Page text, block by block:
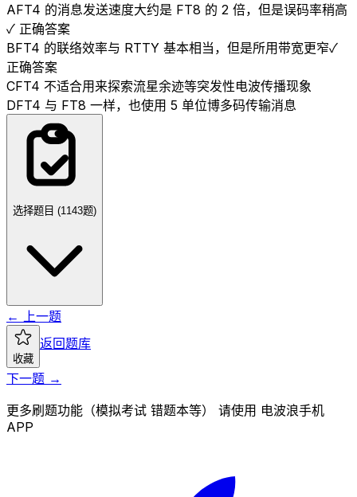
AFT4 的消息发送速度大约是 FT8 的 2 倍，但是误码率稍高
✓ 正确答案
BFT4 的联络效率与 RTTY 基本相当，但是所用带宽更窄✓
正确答案
CFT4 不适合用来探索流星余迹等突发性电波传播现象
DFT4 与 FT8 一样，也使用 5 单位博多码传输消息
选择题目 (1143题)
← 上一题
收藏
返回题库
下一题 →
更多刷题功能（模拟考试 错题本等） 请使用 电波浪手机
APP